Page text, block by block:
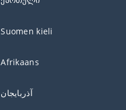
Suomen kieli
Afrikaans
آذربايجان